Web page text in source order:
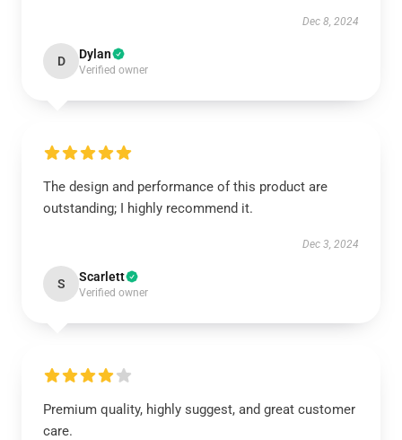
Dec 8, 2024
D Dylan
Verified owner
The design and performance of this product are
outstanding; I highly recommend it.
Dec 3, 2024
S Scarlett
Verified owner
Premium quality, highly suggest, and great customer
care.